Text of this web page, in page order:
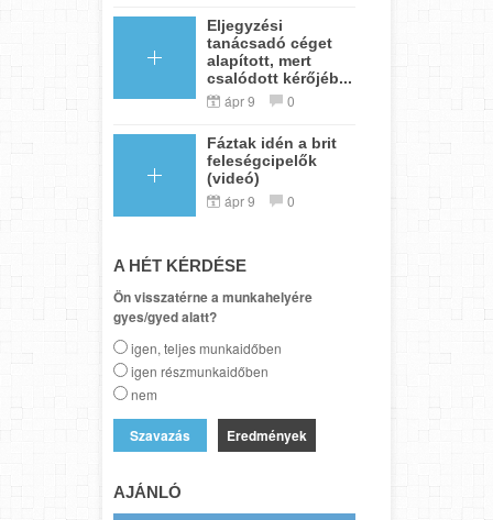
Eljegyzési
tanácsadó céget
alapított, mert
csalódott kérőjéb...
ápr 9 0
Fáztak idén a brit
feleségcipelők
(videó)
ápr 9 0
A HÉT KÉRDÉSE
Ön visszatérne a munkahelyére
gyes/gyed alatt?
igen, teljes munkaidőben
igen részmunkaidőben
nem
Eredmények
AJÁNLÓ